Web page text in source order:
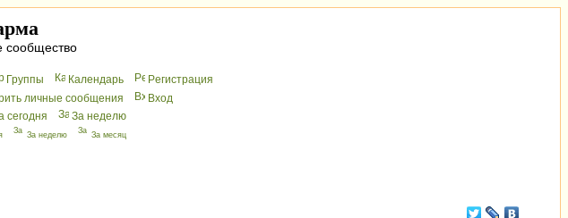
сообщество
Группы Календарь
Peгиcтрaция
личные сообщения
Вхoд
сегодня За неделю
За неделю За месяц